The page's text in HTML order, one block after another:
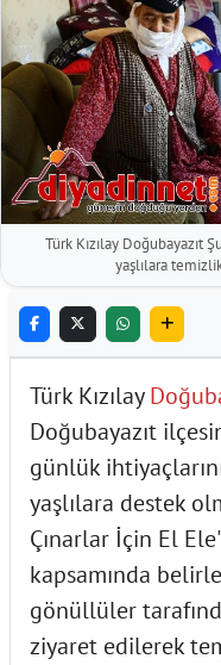
Türk Kızılay Doğubayazıt
yaşlılara
Türk Kızılay
Doğubayazıt
günlük
yaşlılara destek
Çınarlar İçin El
kapsamında
gönüllüler
ziyaret edilerek